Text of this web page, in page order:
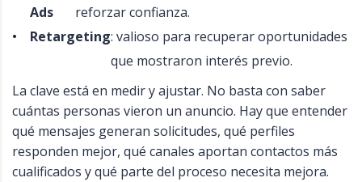
Ads
reforzar confianza.
Retargeting: valioso para recuperar oportunidades
que mostraron interés previo.
La clave está en medir y ajustar. No basta con saber
cuántas personas vieron un anuncio. Hay que entender
qué mensajes generan solicitudes, qué perfiles
responden mejor, qué canales aportan contactos más
cualificados y qué parte del proceso necesita mejora.